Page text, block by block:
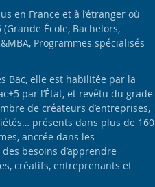
en France et à l’étranger où
École, Bachelors,
Programmes spécialisés
Bac, elle est habilitée par la
par l’État, et revêtu du grade
de créateurs d’entreprises,
présents dans plus de 160
ancrée dans les
besoins d’apprendre
créatifs, entreprenants et